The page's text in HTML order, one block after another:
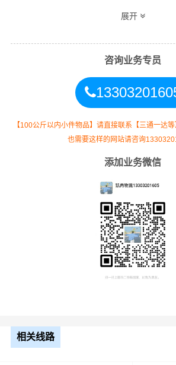
整车运输价格计算方
根据货物类型选择合适车型
装载体积 装载重量
3.8米货车
展开
咨询业务专员
【100公斤以内小件物品】请直接联系【三通一达
也需要这样的网站请咨询
添加业务微信
相关线路